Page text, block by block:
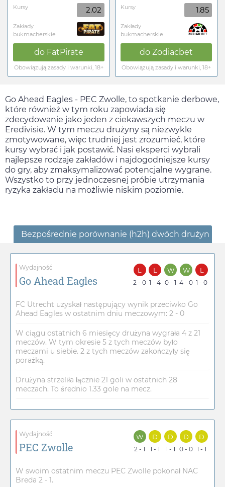
Kursy 2.02
Zakłady
bukmacherskie
do FatPirate
Obowiązują zasady i warunki, 18+
Kursy 1.85
Zakłady
bukmacherskie
do Zodiacbet
Obowiązują zasady i warunki, 18+
Go Ahead Eagles - PEC Zwolle, to spotkanie derbowe,
które również w tym roku zapowiada się
zdecydowanie jako jeden z ciekawszych meczu w
Eredivisie. W tym meczu drużyny są niezwykle
zmotywowane, więc trudniej jest zrozumieć, które
kursy wybrać i jak postawić. Nasi eksperci wybrali
najlepsze rodzaje zakładów i najdogodniejsze kursy
do gry, aby zmaksymalizować potencjalne wygrane.
Wszystko to przy jednoczesnej próbie utrzymania
ryzyka zakładu na możliwie niskim poziomie.
Bezpośrednie porównanie (h2h) dwóch drużyn
Wydajność
Go Ahead Eagles
L
2 - 0
L
1 - 4
W
0 - 1
W
4 - 0
L
1 - 0
FC Utrecht uzyskał następujący wynik przeciwko Go
Ahead Eagles w ostatnim dniu meczowym: 2 - 0
W ciągu ostatnich 6 miesięcy drużyna wygrała 4 z 21
meczów. W tym okresie 5 z tych meczów było
meczami u siebie. 2 z tych meczów zakończyły się
porażką.
Drużyna strzeliła łącznie 21 goli w ostatnich 28
meczach. To średnio 1.33 gole na mecz.
Wydajność
PEC Zwolle
W
2 - 1
D
1 - 1
D
1 - 1
D
0 - 0
D
1 - 1
W swoim ostatnim meczu PEC Zwolle pokonał NAC
Breda 2 - 1.